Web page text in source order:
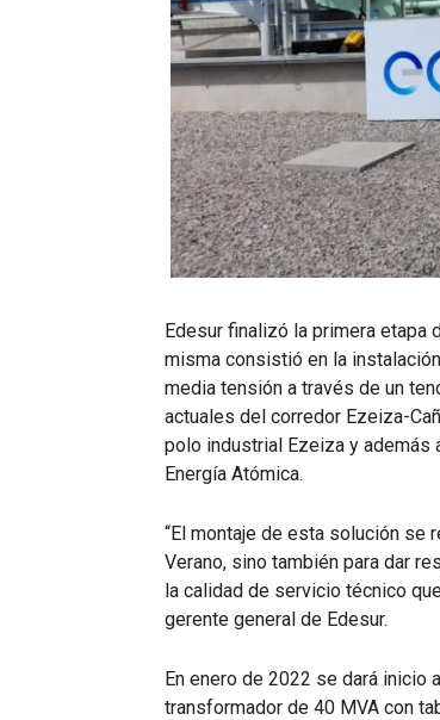
Edesur finalizó la primera etapa
misma consistió en la
media tensión a través de un
actuales del corredor Ezeiza-
polo industrial Ezeiza y además
Energía Atómica.
“El montaje de esta solución se
Verano, sino también para dar
la calidad de servicio técnico
gerente general de Edesur.
En enero de 2022 se dará inicio
transformador de 40 MVA con